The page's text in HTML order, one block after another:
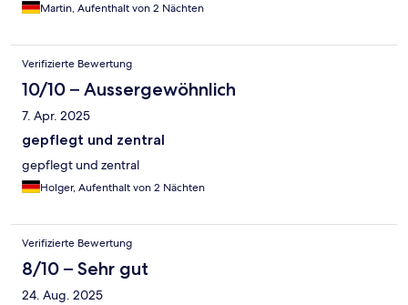
Martin, Aufenthalt von 2 Nächten
Verifizierte Bewertung
10/10 – Aussergewöhnlich
7. Apr. 2025
gepflegt und zentral
gepflegt und zentral
Holger, Aufenthalt von 2 Nächten
Verifizierte Bewertung
8/10 – Sehr gut
24. Aug. 2025